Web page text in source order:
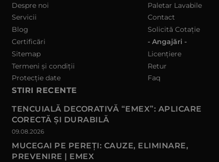
Despre noi
Servicii
Blog
Certificări
Sitemap
Termeni și condiții
Protecție date
Paletar Lavabile
Contact
Solicită Cotație
- Angajări -
Licențiere
Retur
Faq
STIRI RECENTE
TENCUIALĂ DECORATIVĂ “EMEX”: APLICARE
CORECTĂ ȘI DURABILĂ
09.08.2026
MUCEGAI PE PEREȚI: CAUZE, ELIMINARE,
PREVENIRE | EMEX